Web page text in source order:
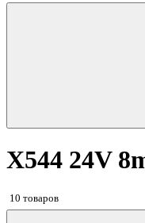
X544 24V
10 товаров